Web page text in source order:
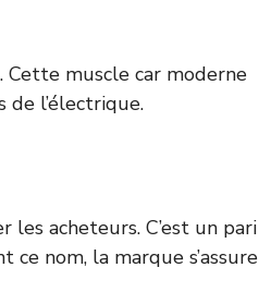
. Cette muscle car moderne
de l’électrique.
acheteurs. C’est un pari
nom, la marque s’assure